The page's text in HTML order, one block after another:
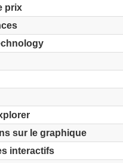
prix
sur le graphique
interactifs